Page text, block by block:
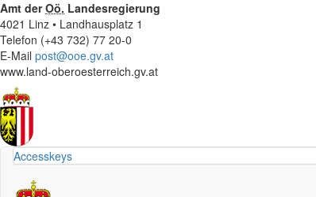
Amt derOö. Landesregierung
4021 Linz • Landhausplatz 1
Telefon (+43 732) 77 20-0
E-Mail post@ooe.gv.at
www.land-oberoesterreich.gv.at
Accesskeys